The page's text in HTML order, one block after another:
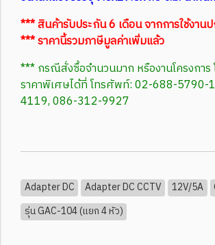
*** สินค้ารับประกัน 6 เดือน จากการใช้งาน
*** ราคานี้รวมภาษีมูลค่าเพิ่มแล้ว
*** กรณีสั่งซื้อจำนวนมาก หรืองานโครงการ
ราคาพิเศษได้ที่ โทรศัพท์: 02-688-5790-
4119, 086-312-9927
Adapter DC Adapter DC CCTV 12V/5A
รุ่น GAC-104 (แยก 4 หัว)